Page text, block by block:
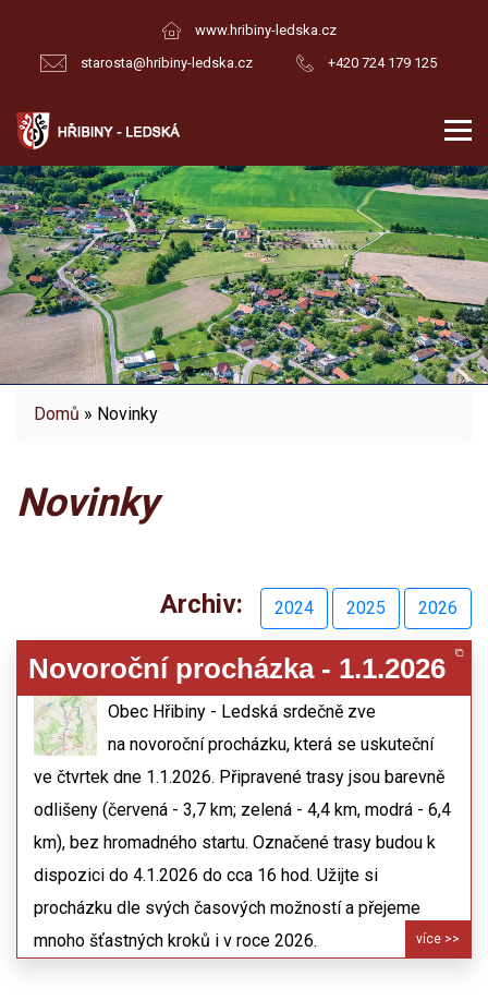
www.hribiny-ledska.cz
starosta@hribiny-ledska.cz
+420 724 179 125
Domů » Novinky
Novinky
Archiv: 2024 2025 2026
Novoroční procházka - 1.1.2026
Obec Hřibiny - Ledská srdečně zve
na novoroční procházku, která se uskuteční
ve čtvrtek dne 1.1.2026. Připravené trasy jsou barevně
odlišeny (červená - 3,7 km; zelená - 4,4 km, modrá - 6,4
km), bez hromadného startu. Označené trasy budou k
dispozici do 4.1.2026 do cca 16 hod. Užijte si
procházku dle svých časových možností a přejeme
mnoho šťastných kroků i v roce 2026.
více >>